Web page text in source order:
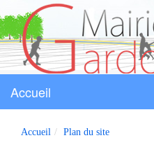
Gardouch
Accueil
Accueil Plan du site